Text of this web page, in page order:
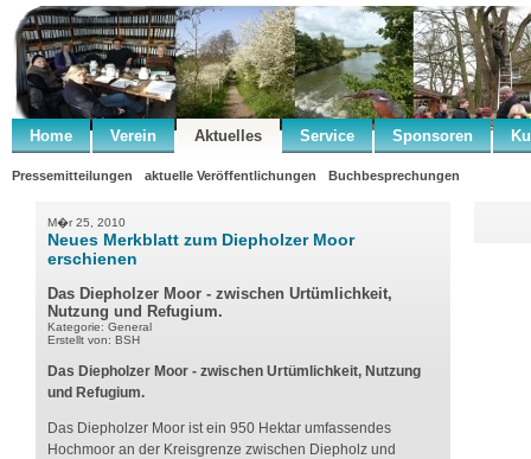
Home Verein Aktuelles Service Sponsoren
Pressemitteilungen aktuelle Veröffentlichungen Buchbesprechungen
M�r 25, 2010
Neues Merkblatt zum Diepholzer Moor
erschienen
Das Diepholzer Moor - zwischen Urtümlichkeit,
Nutzung und Refugium.
Kategorie: General
Erstellt von: BSH
Das Diepholzer Moor - zwischen Urtümlichkeit, Nutzung
und Refugium.
Das Diepholzer Moor ist ein 950 Hektar umfassendes
Hochmoor an der Kreisgrenze zwischen Diepholz und